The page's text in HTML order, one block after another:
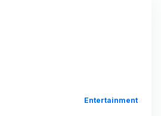
Entertainment